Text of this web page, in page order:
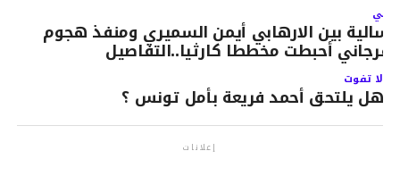
بين الارهابي أيمن السميري ومنفذ هجوم
أحبطت مخططا كارثيا..التفاصيل
لا تفوت
هل يلتحق أحمد فريعة بأمل تونس ؟
إعلانات